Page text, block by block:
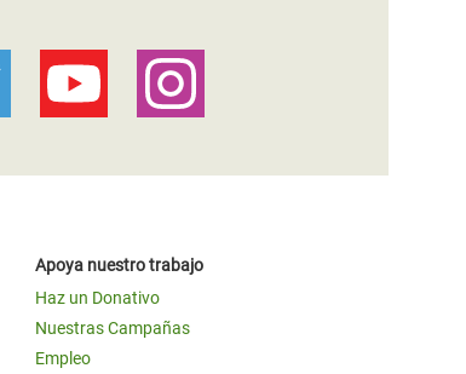
Apoya nuestro trabajo
Haz un Donativo
Nuestras Campañas
Empleo